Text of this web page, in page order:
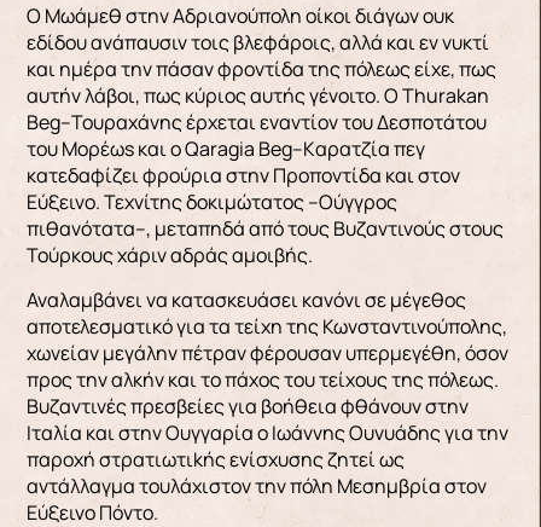
Ο Μωάμεθ στην Αδριανούπολη οίκοι διάγων ουκ
εδίδου ανάπαυσιν τοις βλεφάροις, αλλά και εν νυκτί
και ημέρα την πάσαν φροντίδα της πόλεως είχε, πως
αυτήν λάβοι, πως κύριος αυτής γένοιτο. Ο Τhurakaη
Βeg–Τουραχάνης έρχεται εναντίον του Δεσποτάτου
του Μορέωs και ο Qaragia Βeg–Kαρατζία πεγ
κατεδαφίζει φρούρια στην Προποντίδα και στον
Εύξεινο. Τεχνίτης δοκιμώτατος –Ούγγρος
πιθανότατα–, μεταπηδά από τους Βυζαντινούς στους
Τούρκους χάριν αδράς αμοιβής.
Αναλαμβάνει να κατασκευάσει κανόνι σε μέγεθος
αποτελεσματικό για τα τείχη της Κωνσταντινούπολης,
χωνείαν μεγάλην πέτραν φέρουσαν υπερμεγέθη, όσον
προς την αλκήν και το πάχος του τείχους της πόλεως.
Βυζαντινές πρεσβείες για βοήθεια φθάνουν στην
Ιταλία και στην Ουγγαρία ο Ιωάννης Ουνυάδης για την
παροχή στρατιωτιkής ενίσχυσης ζητεί ως
αντάλλαγμα τουλάχιστον την πόλη Μεσημβρία στον
Εύξεινο Πόντο.